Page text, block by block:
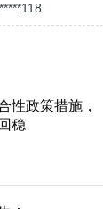
性政策措施，
稳